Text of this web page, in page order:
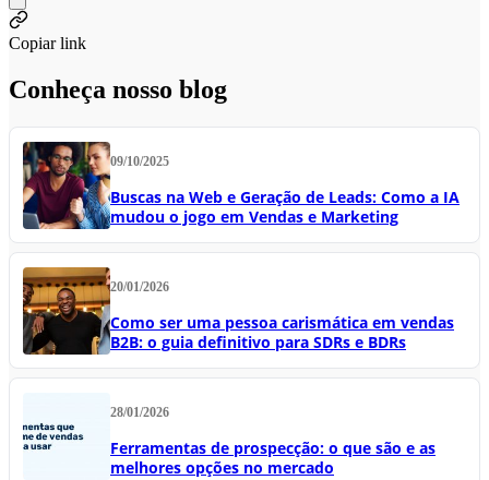
Copiar link
Conheça nosso blog
09/10/2025
Buscas na Web e Geração de Leads: Como a IA
mudou o jogo em Vendas e Marketing
20/01/2026
Como ser uma pessoa carismática em vendas
B2B: o guia definitivo para SDRs e BDRs
28/01/2026
Ferramentas de prospecção: o que são e as
melhores opções no mercado